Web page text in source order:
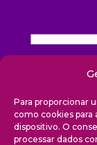
Para proporcionar
como cookies para
dispositivo. O
processar dados
Sobre nós
Projetos